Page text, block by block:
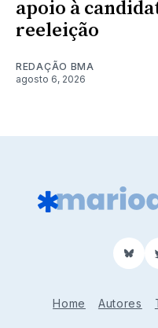
apoio à
reeleição
REDAÇÃO BMA
agosto 6, 2026
Home Autores